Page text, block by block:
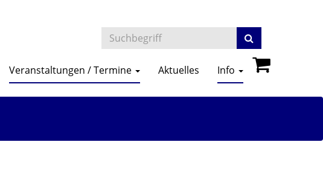
Veranstaltungen / Termine Aktuelles Info